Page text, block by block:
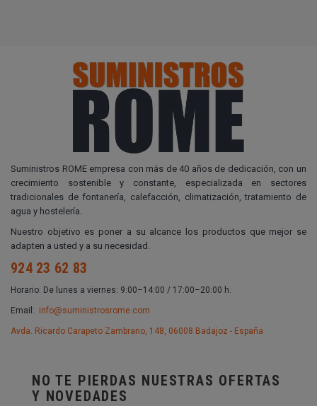
Suministros ROME empresa con más de 40 años de dedicación, con un
crecimiento sostenible y constante, especializada en sectores
tradicionales de fontanería, calefacción, climatización, tratamiento de
agua y hostelería.
Nuestro objetivo es poner a su alcance los productos que mejor se
adapten a usted y a su necesidad.
924 23 62 83
Horario: De lunes a viernes: 9:00–14:00 / 17:00–20:00 h.
Email: info@suministrosrome.com
Avda. Ricardo Carapeto Zambrano, 148, 06008 Badajoz - España
NO TE PIERDAS NUESTRAS OFERTAS
Y NOVEDADES